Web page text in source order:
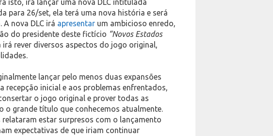
isto, irá lançar uma nova DLC intitulada
para 26/set, ela terá uma nova história e será
nova DLC irá apresentar um ambicioso enredo,
do presidente deste fictício “Novos Estados
irá rever diversos aspectos do jogo original,
lançar pelo menos duas expansões
recepção inicial e aos problemas enfrentados,
o jogo original e prover todas as
o grande título que conhecemos atualmente.
estar surpresos com o lançamento
expectativas de que iriam continuar